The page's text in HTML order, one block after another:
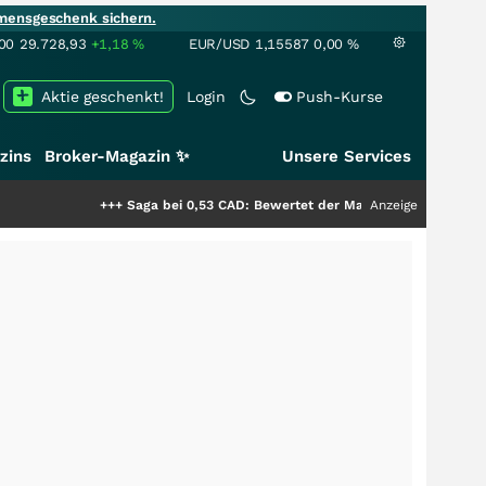
sichern.
29.728,93 +1,18% EUR/USD 1,15587 0,00 %
Login Push-Kurse
Aktie geschenkt!
Broker-Magazin ✨ Unsere Services
Saga bei 0,53 CAD: Bewertet der Markt noch immer nur die
Anzeige